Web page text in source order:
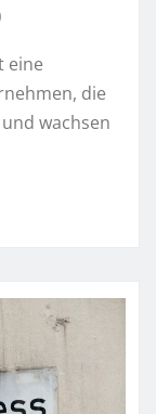
eine
die
wachsen